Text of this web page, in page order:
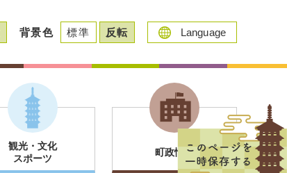
背景色 標準 反転 Language
観光・文化
スポーツ
町政情報